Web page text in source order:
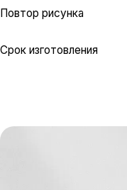
Повтор рисунка
Срок изготовления